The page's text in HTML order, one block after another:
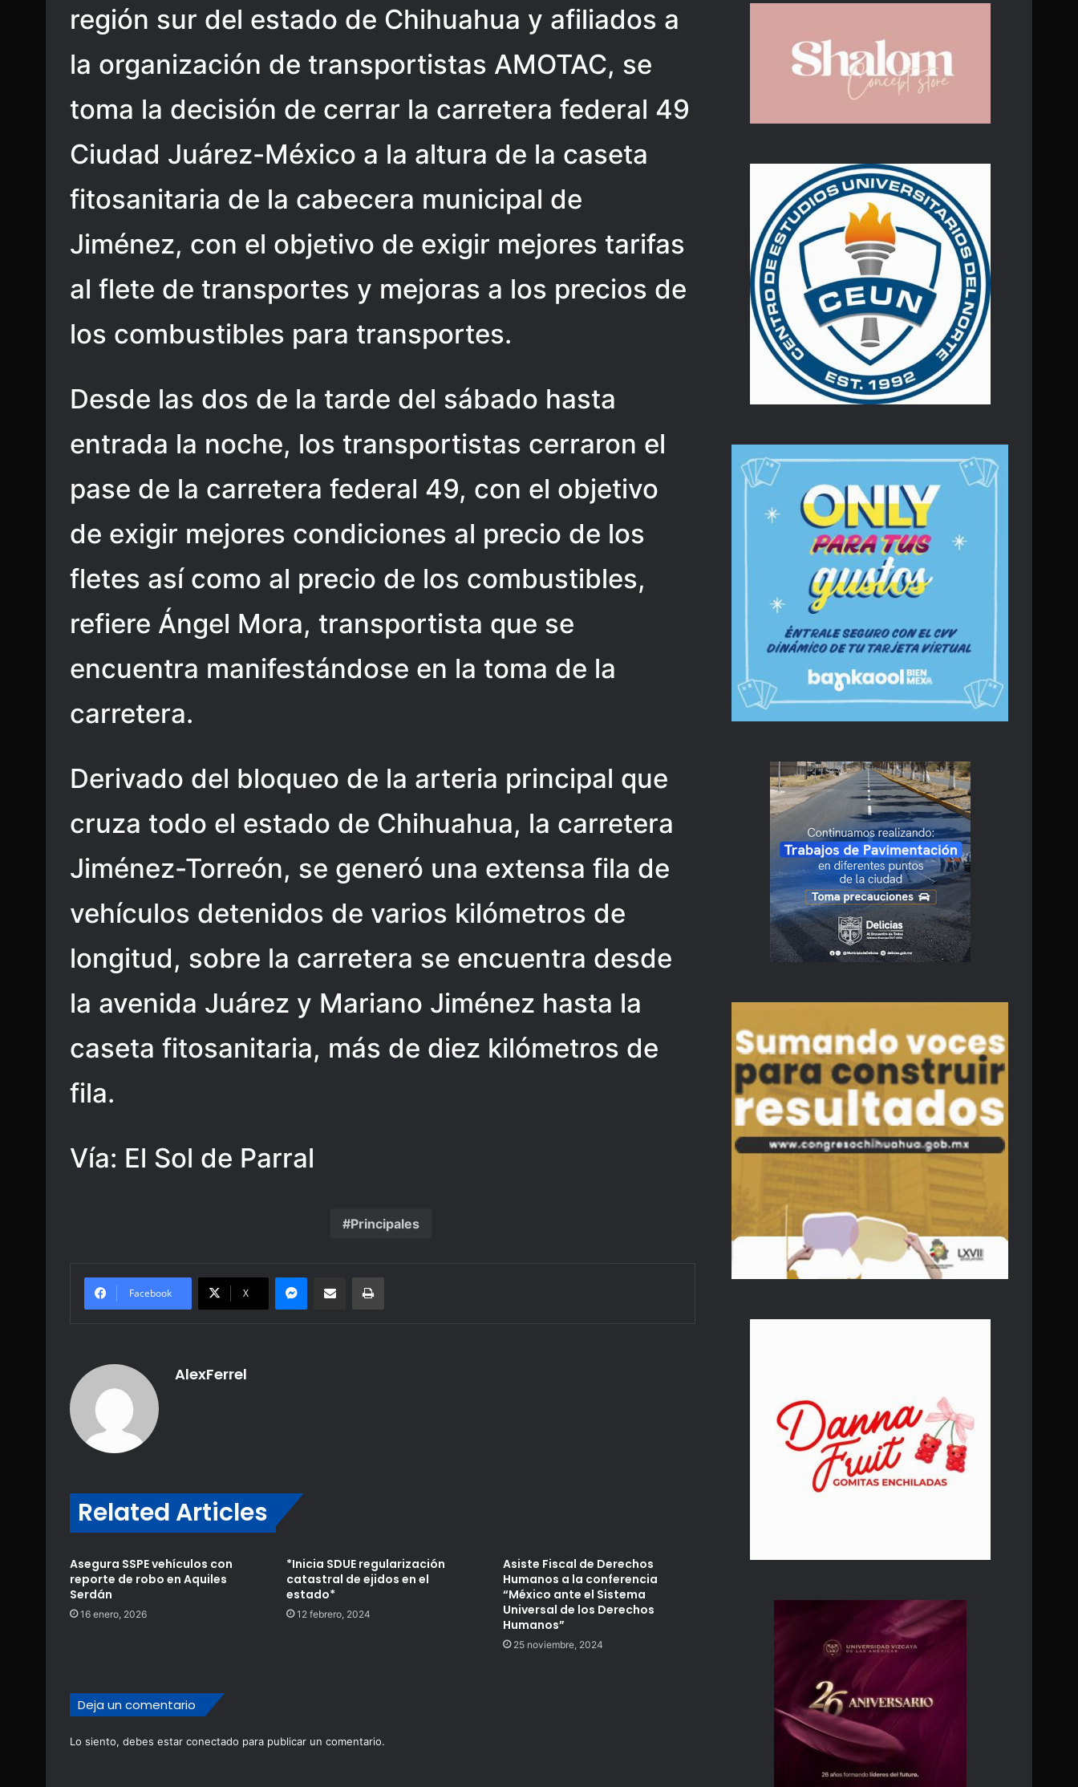
región sur del estado de Chihuahua y afiliados a
la organización de transportistas AMOTAC, se
toma la decisión de cerrar la carretera federal 49
Ciudad Juárez-México a la altura de la caseta
fitosanitaria de la cabecera municipal de
Jiménez, con el objetivo de exigir mejores tarifas
al flete de transportes y mejoras a los precios de
los combustibles para transportes.
Desde las dos de la tarde del sábado hasta
entrada la noche, los transportistas cerraron el
pase de la carretera federal 49, con el objetivo
de exigir mejores condiciones al precio de los
fletes así como al precio de los combustibles,
refiere Ángel Mora, transportista que se
encuentra manifestándose en la toma de la
carretera.
Derivado del bloqueo de la arteria principal que
cruza todo el estado de Chihuahua, la carretera
Jiménez-Torreón, se generó una extensa fila de
vehículos detenidos de varios kilómetros de
longitud, sobre la carretera se encuentra desde
la avenida Juárez y Mariano Jiménez hasta la
caseta fitosanitaria, más de diez kilómetros de
fila.
Vía: El Sol de Parral
Principales
Facebook X
Messenger
Share via Email Print
AlexFerrel
Related Articles
Asegura SSPE vehículos con
reporte de robo en Aquiles
Serdán
16 enero, 2026
*Inicia SDUE regularización
catastral de ejidos en el
estado*
12 febrero, 2024
Asiste Fiscal de Derechos
Humanos a la conferencia
“México ante el Sistema
Universal de los Derechos
Humanos”
25 noviembre, 2024
Deja un comentario
Lo siento, debes estar conectado para publicar un comentario.